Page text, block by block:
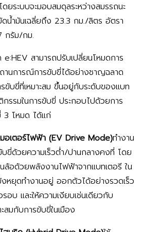
ระบบจะมอบสมดุลระหว่างสมรรถนะ
ดน้ำมันเฉลี่ยถึง 23.3 กม./ลิตร อัตรา
กรัม/กม.
สามารถปรับเปลี่ยนโหมดการ
ถานการณ์การขับขี่ได้อย่างชาญฉลาด
ขับขี่ที่เหมาะสม ขึ้นอยู่กับระดับของแบท
รรมในการขับขี่ ประกอบไปด้วยการ
3 โหมด ได้แก่
อเตอร์ไฟฟ้า (EV Drive Mode)ทำงาน
ขี่ด้วยความเร็วต่ำ/ปานกลางคงที่ โดย
ล้อด้วยพลังงานไฟฟ้าจากแบทเตอรี ใน
หยุดทำงานอยู่ ออกตัวได้อย่างรวดเร็ว
อบ และให้ความเงียบเช่นเดียวกับ
สมกับการขับขี่ในเมือง